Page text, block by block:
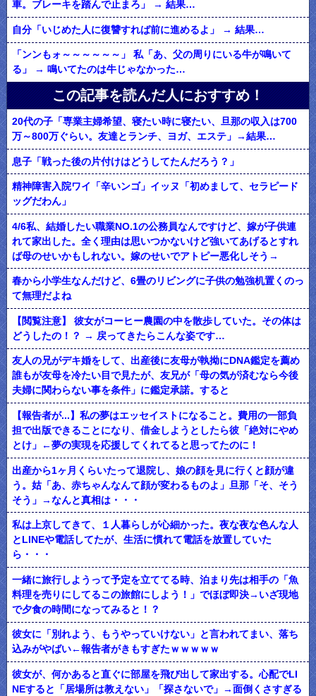
車。ブレーキを踏んで止まろ」 → 結果…
自分「いじめた人に復讐すれば前に進めるよ」 → 結果…
「ンンもォ～～～～～～」 私「あ、父の周りにいる牛が鳴いて
る」 → 鳴いてたのは牛じゃなかった…
この記事を読んだ人におすすめ！
20代の子「専業主婦希望、寝たい時に寝たい、旦那の収入は700
万～800万ぐらい。友達とランチ、ヨガ、エステ」→結果…
息子「戦った後の片付けはどうしてたんだろう？」
精神障害入院ワイ「辛いンゴ」イッヌ「初めまして、セラピード
ッグだわん」
4/6私、結婚したい職業NO.1の公務員なんですけど、嫁が子供連
れて家出した。全く理由は思いつかないけど強いてあげるとすれ
ば母のせいかもしれない。嫁のせいでアトピー悪化しそう→
春から小学生なんだけど、6畳のリビングに子供の勉強机置くのっ
て無理だよね
【閲覧注意】 彼女がコーヒー農園の中を散歩していた。その体は
どうしたの！？ → 戻ってきたらこんな姿です…
友人の兄がデキ婚をして、出産後に友母が執拗にDNA鑑定を薦め
誰もが友母を冷たい目で見たが、友兄が「母の気が済むなら今後
夫婦に関わらない事を条件」に鑑定承諾。すると
【報告者が...】私の夢はエッセイストになること。費用の一部負
担で出版できることになり、借金しようとしたら彼「絶対にやめ
とけ」←夢の実現を応援してくれてると思ってたのに！
出産から1ヶ月くらいたって退院し、娘の顔を見に行くと顔が違
う。姑「あ、赤ちゃんなんて顔が変わるものよ」旦那「そ、そう
そう」→なんと真相は・・・
私は上京してきて、１人暮らしが心細かった。夜な夜な色んな人
とLINEや電話してたが、生活に慣れて電話を放置していた
ら・・・
一緒に旅行しようって予定を立ててる時、泊まり先は相手の「魚
料理を売りにしてるこの旅館にしよう！」でほぼ即決→いざ現地
で夕食の時間になってみると！？
彼女に「別れよう、もうやっていけない」と言われてまい、落ち
込みがやばい←報告者がきもすぎたｗｗｗｗｗ
彼女が、何かあると直ぐに部屋を飛び出して家出する。心配でLI
NEすると「居場所は教えない」「探さないで」→面倒くさすぎる